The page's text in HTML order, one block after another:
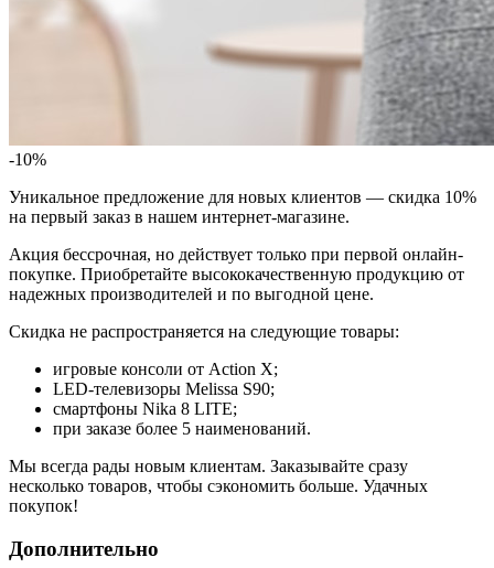
-10%
Уникальное предложение для новых клиентов — скидка 10%
на первый заказ в нашем интернет-магазине.
Акция бессрочная, но действует только при первой онлайн-
покупке. Приобретайте высококачественную продукцию от
надежных производителей и по выгодной цене.
Скидка не распространяется на следующие товары:
игровые консоли от Action X;
LED-телевизоры Melissa S90;
смартфоны Nika 8 LITE;
при заказе более 5 наименований.
Мы всегда рады новым клиентам. Заказывайте сразу
несколько товаров, чтобы сэкономить больше. Удачных
покупок!
Дополнительно